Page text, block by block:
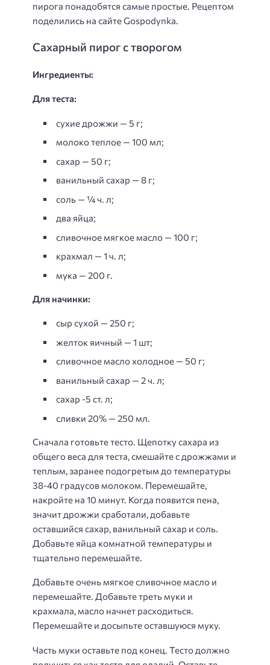
пирога понадобятся самые простые. Рецептом
поделились на сайте Gospodynka.
Сахарный пирог с творогом
Ингредиенты:
Для теста:
сухие дрожжи — 5 г;
молоко теплое — 100 мл;
сахар — 50 г;
ванильный сахар — 8 г;
соль — ¼ ч. л;
два яйца;
сливочное мягкое масло — 100 г;
крахмал — 1 ч. л;
мука — 200 г.
Для начинки:
сыр сухой — 250 г;
желток яичный — 1 шт;
сливочное масло холодное — 50 г;
ванильный сахар — 2 ч. л;
сахар -5 ст. л;
сливки 20% — 250 мл.
Сначала готовьте тесто. Щепотку сахара из
общего веса для теста, смешайте с дрожжами и
теплым, заранее подогретым до температуры
38-40 градусов молоком. Перемешайте,
накройте на 10 минут. Когда появится пена,
значит дрожжи сработали, добавьте
оставшийся сахар, ванильный сахар и соль.
Добавьте яйца комнатной температуры и
тщательно перемешайте.
Добавьте очень мягкое сливочное масло и
перемешайте. Добавьте треть муки и
крахмала, масло начнет расходиться.
Перемешайте и досыпьте оставшуюся муку.
Часть муки оставьте под конец. Тесто должно